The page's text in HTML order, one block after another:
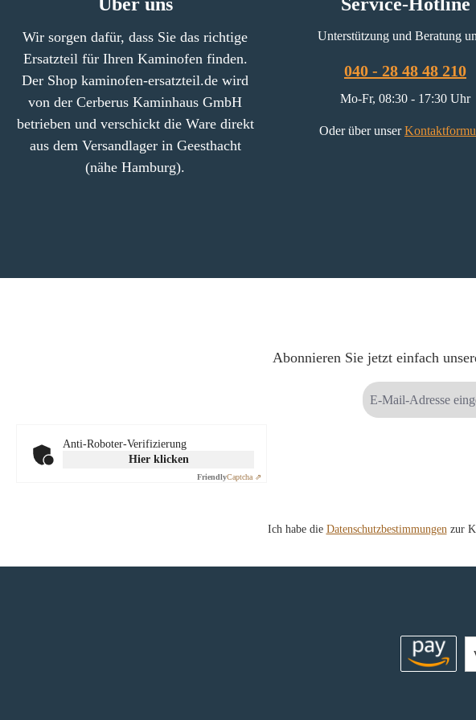
Wir sorgen dafür, dass Sie das richtige
Ersatzteil für Ihren Kaminofen finden.
Der Shop kaminofen-ersatzteil.de wird
von der Cerberus Kaminhaus GmbH
betrieben und verschickt die Ware direkt
aus dem Versandlager in Geesthacht
(nähe Hamburg).
Unterstützung und Beratung
040 - 28 48 48 210
Mo-Fr, 08:30 - 17:30 Uhr
Oder über unser
Abonnieren Sie jetzt einfach
E-
Mail-
Anti-Roboter-Verifizierung
Hier klicken
FriendlyCaptcha ⇗
Ich habe die Datenschutzbestimmungenzur